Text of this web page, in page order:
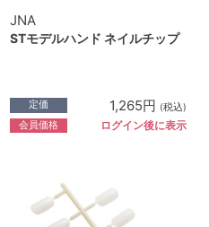
JNA
STモデルハンド ネイルチップ
定価 1,265円 (税込)
会員価格 ログイン後に表示